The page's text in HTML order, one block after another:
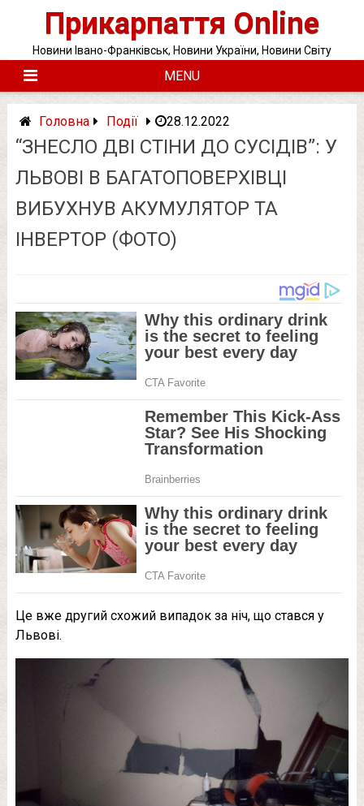
Прикарпаття Online
Новини Івано-Франківськ, Новини України, Новини Світу
MENU
Головна Події 28.12.2022
“ЗНЕСЛО ДВІ СТІНИ ДО СУСІДІВ”: У
ЛЬВОВІ В БАГАТОПОВЕРХІВЦІ
ВИБУХНУВ АКУМУЛЯТОР ТА
ІНВЕРТОР (ФОТО)
Це вже другий схожий випадок за ніч, що стався у
Львові.